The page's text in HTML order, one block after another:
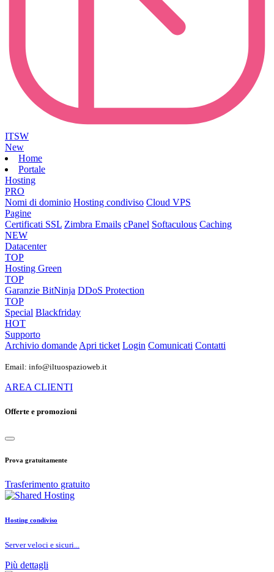
ITSW
New
Home
Portale
Hosting
PRO
Nomi di dominio Hosting condiviso Cloud VPS
Pagine
Certificati SSL Zimbra Emails cPanel Softaculous Caching
NEW
Datacenter
TOP
Hosting Green
TOP
Garanzie BitNinja DDoS Protection
TOP
Special Blackfriday
HOT
Supporto
Archivio domandeApri ticket Login Comunicati Contatti
Email: info@iltuospazioweb.it
AREA CLIENTI
Offerte e promozioni
Prova gratuitamente
Trasferimento gratuito
Hosting condiviso
Server veloci e sicuri...
Più dettagli